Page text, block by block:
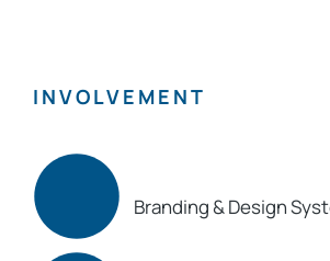
INVOLVEMENT
Branding & Design